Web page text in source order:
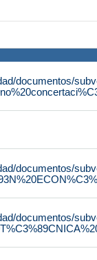
documentos/
documentos/
documentos/